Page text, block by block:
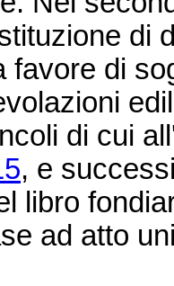
di
favore di
di cui
, e
libro
ad atto